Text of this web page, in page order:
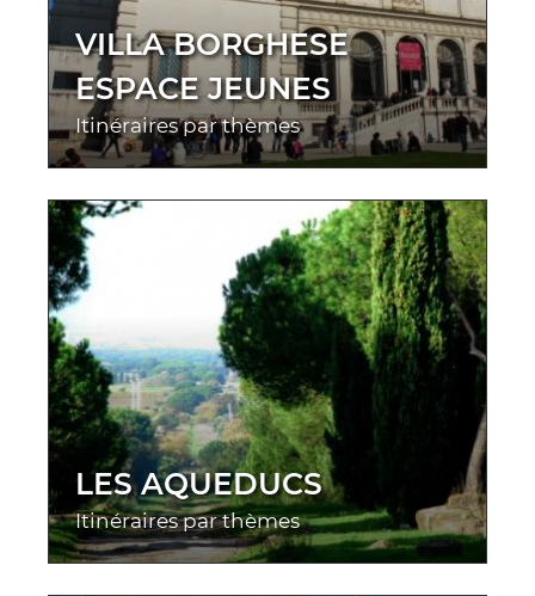
VILLA BORGHESE
ESPACE JEUNES
Itinéraires par thèmes
LES AQUEDUCS
Itinéraires par thèmes